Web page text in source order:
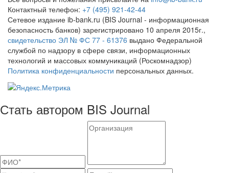
Контактный телефон: +7 (495) 921-42-44
Сетевое издание ib-bank.ru (BIS Journal - информационная
безопасность банков) зарегистрировано 10 апреля 2015г.,
свидетельство ЭЛ № ФС 77 - 61376 выдано Федеральной
службой по надзору в сфере связи, информационных
технологий и массовых коммуникаций (Роскомнадзор)
Политика конфиденциальности персональных данных.
Стать автором BIS Journal